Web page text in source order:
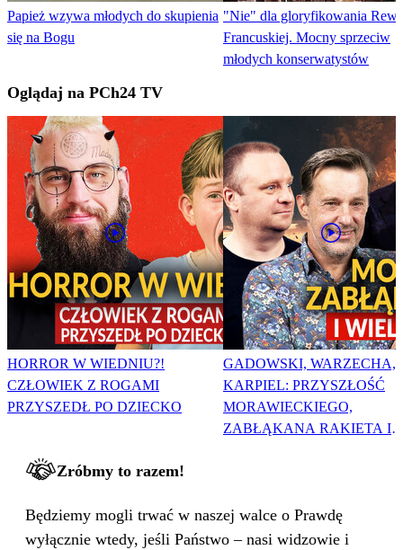
Papież wzywa młodych do skupienia
się na Bogu
"Nie" dla gloryfikowania
Francuskiej. Mocny sprzeciw
młodych konserwatystów
Oglądaj na PCh24 TV
HORROR W WIEDNIU?!
CZŁOWIEK Z ROGAMI
PRZYSZEDŁ PO DZIECKO
GADOWSKI, WARZECHA,
KARPIEL: PRZYSZŁOŚĆ
MORAWIECKIEGO,
ZABŁĄKANA RAKIETA I
Zróbmy to razem!
Będziemy mogli trwać w naszej walce o Prawdę
wyłącznie wtedy, jeśli Państwo – nasi widzowie i